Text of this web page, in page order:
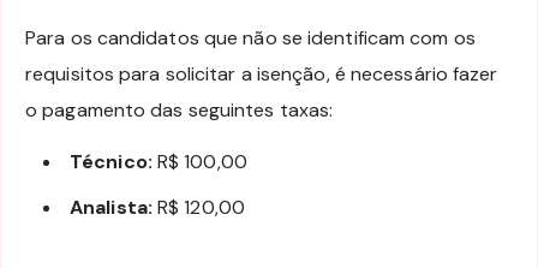
Para os candidatos que não se identificam com os
requisitos para solicitar a isenção, é necessário fazer
o pagamento das seguintes taxas:
Técnico: R$ 100,00
Analista: R$ 120,00